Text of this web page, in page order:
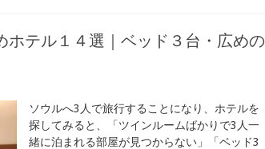
ホテル１４選｜ベッド３台・広めの
ソウルへ3人で旅行することになり、ホテルを
探してみると、「ツインルームばかりで3人一
緒に泊まれる部屋が見つからない」「ベッド3